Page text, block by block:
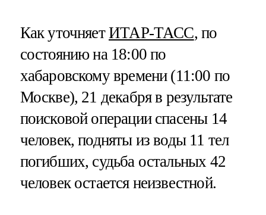
Как уточняетИТАР-ТАСС, по
состоянию на 18:00 по
хабаровскому времени (11:00 по
Москве), 21 декабря в результате
поисковой операции спасены 14
человек, подняты из воды 11 тел
погибших, судьба остальных 42
человек остается неизвестной.